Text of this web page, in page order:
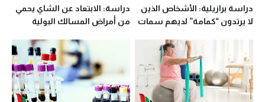
دراسة برازيلية: الأشخاص الذين
لا يرتدون “كمامة” لديهم سمات
دراسة: الابتعاد عن الشاي يحمي
من أمراض المسالك البولية